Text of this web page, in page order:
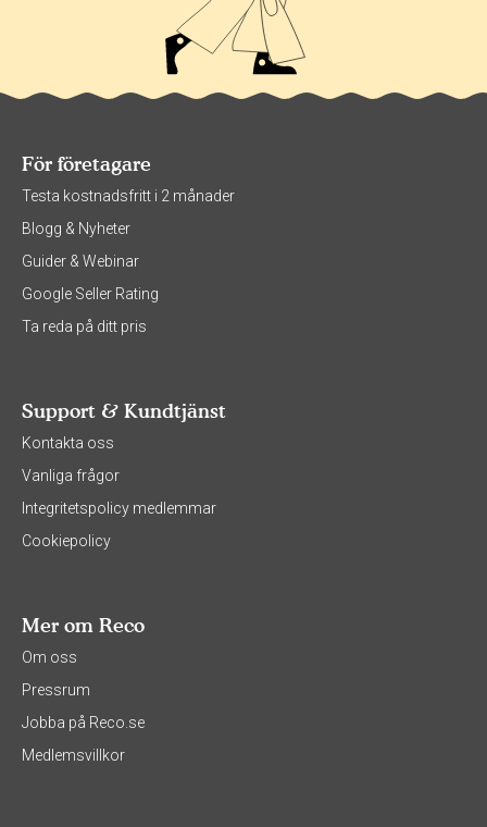
För företagare
Testa kostnadsfritt i 2 månader
Blogg & Nyheter
Guider & Webinar
Google Seller Rating
Ta reda på ditt pris
Support & Kundtjänst
Kontakta oss
Vanliga frågor
Integritetspolicy medlemmar
Cookiepolicy
Mer om Reco
Om oss
Pressrum
Jobba på Reco.se
Medlemsvillkor